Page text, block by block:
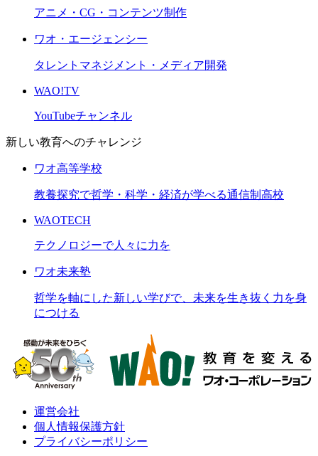
アニメ・CG・コンテンツ制作
ワオ・エージェンシー
タレントマネジメント・メディア開発
WAO!TV
YouTubeチャンネル
新しい教育へのチャレンジ
ワオ高等学校
教養探究で哲学・科学・経済が学べる通信制高校
WAOTECH
テクノロジーで人々に力を
ワオ未来塾
哲学を軸にした新しい学びで、未来を生き抜く力を身
につける
運営会社
個人情報保護方針
プライバシーポリシー